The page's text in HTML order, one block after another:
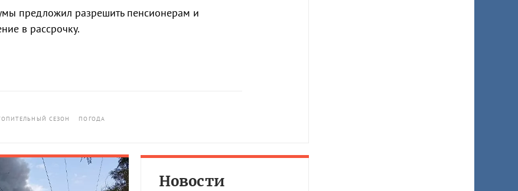
предложил разрешить пенсионерам и
в рассрочку.
СЕЗОН ПОГОДА
Новости